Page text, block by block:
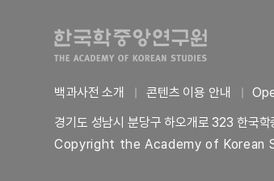
백과사전 소개 콘텐츠 이용 안내
경기도 성남시 분당구 하오개로 323 한국
Copyright the Academy of Korean